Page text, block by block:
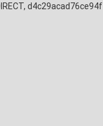
d4c29acad76ce94f